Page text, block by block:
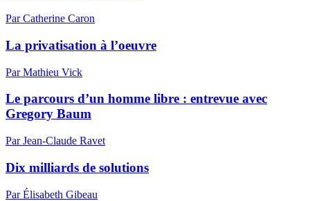
Par Catherine Caron
La privatisation à l’oeuvre
Par Mathieu Vick
Le parcours d’un homme libre : entrevue avec
Gregory Baum
Par Jean-Claude Ravet
Dix milliards de solutions
Par Élisabeth Gibeau